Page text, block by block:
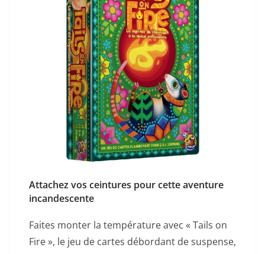
Attachez vos ceintures pour cette aventure
incandescente
Faites monter la température avec « Tails on
Fire », le jeu de cartes débordant de suspense,